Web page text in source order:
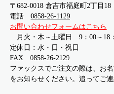
〒682-0018 倉吉市福庭町2丁目18
電話 0858-26-1129
お問い合わせフォームはこちら
月火・木～土曜日 9：00～18
定休日：水・日・祝日
FAX 0858-26-2129
ファックスでご注文の際は、お
をお知らせください。追ってご連